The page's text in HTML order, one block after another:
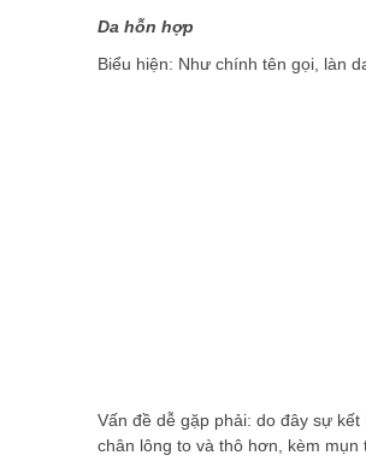
Da
Biểu hiện: Như chính tên gọi, làn
Vấn đề dễ gặp phải: do đây sự
chân lông to và thô hơn, kèm